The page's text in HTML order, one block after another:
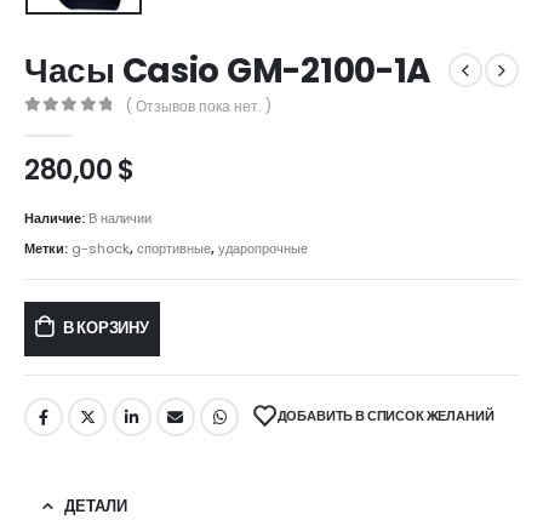
Часы Casio GM-2100-1A
( Отзывов пока нет. )
280,00$
Наличие: В наличии
Метки: g-shock,спортивные,ударопрочные
В КОРЗИНУ
ДОБАВИТЬ В СПИСОК ЖЕЛАНИЙ
ДЕТАЛИ